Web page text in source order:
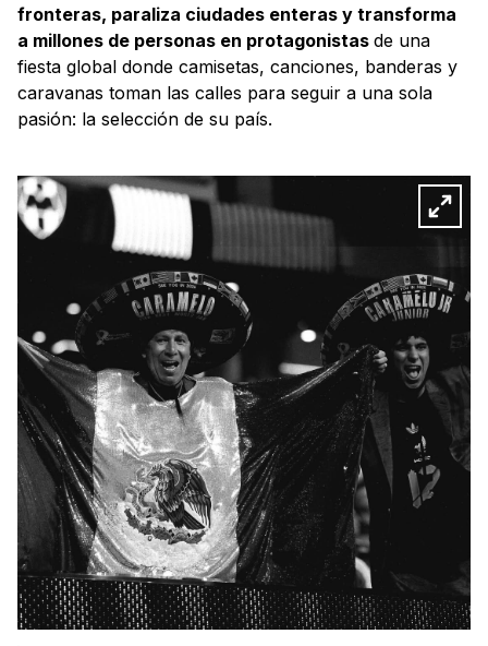
fronteras, paraliza ciudades enteras y transforma
a millones de personas en protagonistas de una
fiesta global donde camisetas, canciones, banderas y
caravanas toman las calles para seguir a una sola
pasión: la selección de su país.